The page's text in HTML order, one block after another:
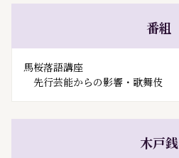
番組
馬桜落語講座
先行芸能からの影響・歌舞伎
木戸銭